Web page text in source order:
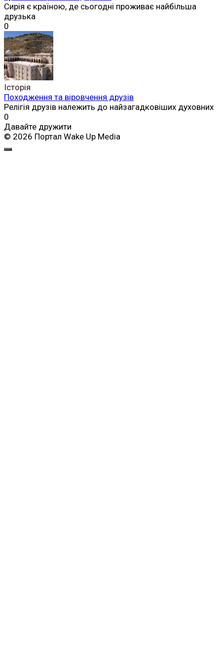
Сирія є країною, де сьогодні проживає найбільша
друзька
0
Історія
Походження та віровчення друзів
Релігія друзів належить до найзагадковіших духовних
0
Давайте дружити
© 2026 Портал Wake Up Media